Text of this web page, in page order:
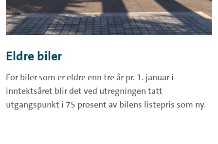
Eldre biler
For biler som er eldre enn tre år pr. 1. januar i
inntektsåret blir det ved utregningen tatt
utgangspunkt i 75 prosent av bilens listepris som ny.